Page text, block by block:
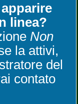
linea?
Non
la attivi,
del
contato